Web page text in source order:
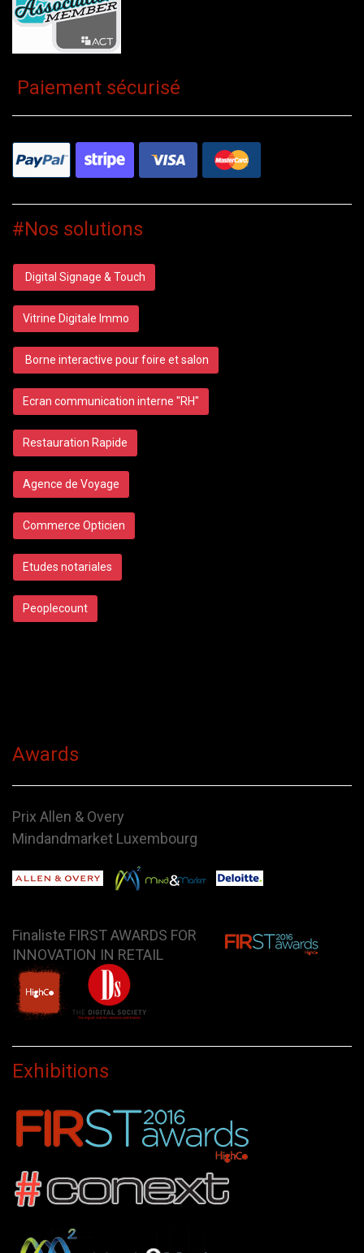
Paiement sécurisé
#Nos solutions
Digital Signage & Touch
Vitrine Digitale Immo
Borne interactive pour foire et salon
Ecran communication interne "RH"
Restauration Rapide
Agence de Voyage
Commerce Opticien
Etudes notariales
Peoplecount
Awards
Prix Allen & Overy
Mindandmarket Luxembourg
Finaliste FIRST AWARDS FOR
INNOVATION IN RETAIL
Exhibitions